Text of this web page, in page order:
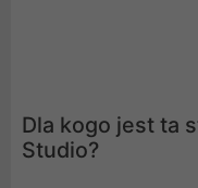
Dla kogo jest ta
Studio?